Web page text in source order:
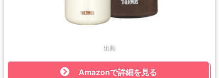
出典
Amazonで詳細を見る